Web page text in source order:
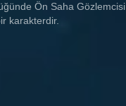
Ön Saha Gözlemcisi
karakterdir.